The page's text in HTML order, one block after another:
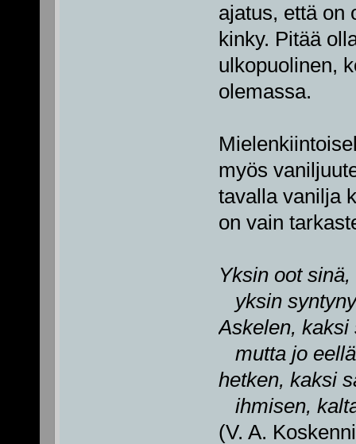
ajatus, että on
kinky. Pitää
ulkopuolinen,
olemassa.
myös
tavalla vanilja
on vain
Yksin oot
yksin
Askelen, kaksi
mutta jo
hetken, kaksi
ihmisen,
(V. A.